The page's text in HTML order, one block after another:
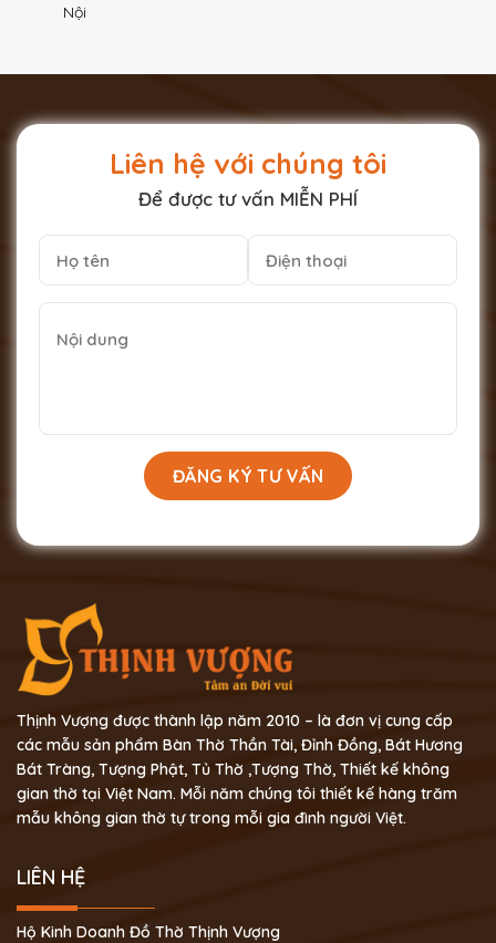
Nội
Liên hệ với chúng tôi
Để được tư vấn MIỄN PHÍ
Thịnh Vượng được thành lập năm 2010 – là đơn vị cung cấp
các mẫu sản phẩm Bàn Thờ Thần Tài, Đỉnh Đồng, Bát Hương
Bát Tràng, Tượng Phật, Tủ Thờ ,Tượng Thờ, Thiết kế không
gian thờ tại Việt Nam. Mỗi năm chúng tôi thiết kế hàng trăm
mẫu không gian thờ tự trong mỗi gia đình người Việt.
LIÊN HỆ
Hộ Kinh Doanh Đồ Thờ Thịnh Vượng